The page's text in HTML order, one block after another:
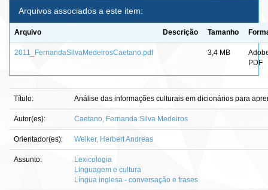
Arquivos associados a este item:
Arquivo Descrição Tamanho
2011_FernandaSilvaMedeirosCaetano.pdf 3,4 MB
PDF
Título: Análise das informações culturais em dicionários para
Autor(es): Caetano, Fernanda Silva Medeiros
Orientador(es): Welker, Herbert Andreas
Assunto:
Lexicologia
Linguagem e cultura
Língua inglesa - conversação e frases